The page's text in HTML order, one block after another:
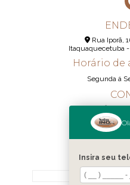
Rua Iporã,
Itaquaquecetuba -
Horário
Segunda á
(11)
Insira seu